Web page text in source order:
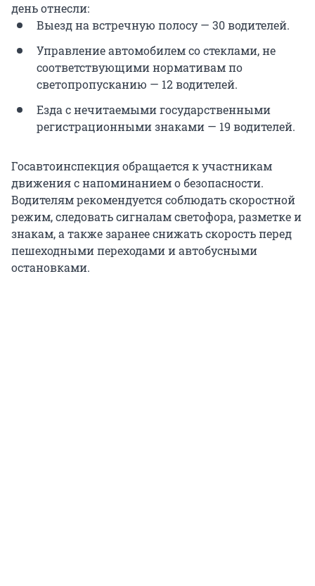
день отнесли:
Выезд на встречную полосу — 30 водителей.
Управление автомобилем со стеклами, не
соответствующими нормативам по
светопропусканию — 12 водителей.
Езда с нечитаемыми государственными
регистрационными знаками — 19 водителей.
Госавтоинспекция обращается к участникам
движения с напоминанием о безопасности.
Водителям рекомендуется соблюдать скоростной
режим, следовать сигналам светофора, разметке и
знакам, а также заранее снижать скорость перед
пешеходными переходами и автобусными
остановками.